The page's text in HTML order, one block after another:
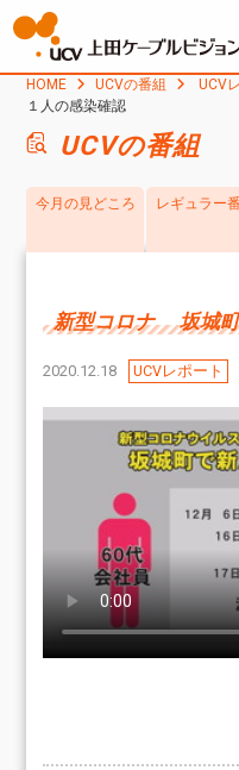
HOME UCVの番組 UCV
１人の感染確認
UCVの番組
今月の見どころ レギュラー
新型コロナ 坂城町
2020.12.18 UCVレポート